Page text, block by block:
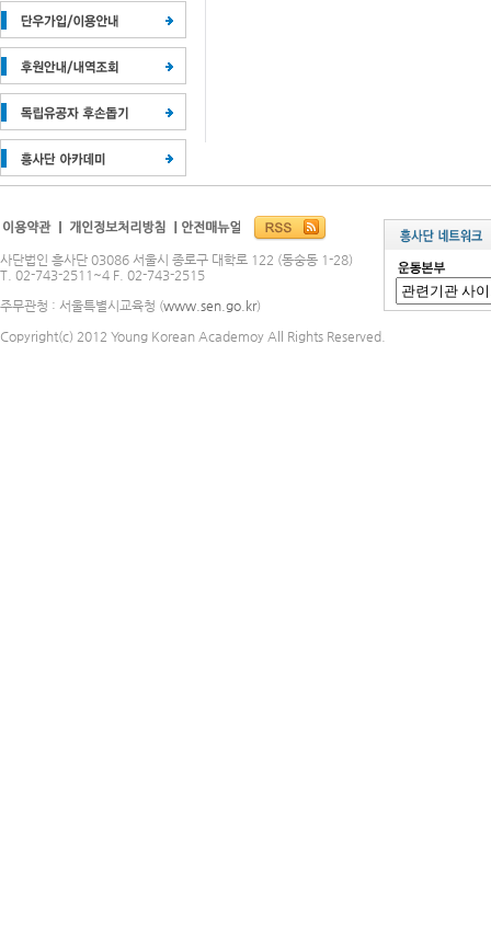
사단법인 흥사단 03086 서울시 종로구 대학로 122 (동숭동 1-28)
T. 02-743-2511~4 F. 02-743-2515
주무관청 : 서울특별시교육청 (www.sen.go.kr)
Copyright(c) 2012 Young Korean Academoy All Rights Reserved.